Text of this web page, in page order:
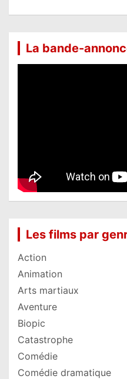
La bande-
Les films par
Action
Animation
Arts martiaux
Aventure
Biopic
Catastrophe
Comédie
Comédie dramatique